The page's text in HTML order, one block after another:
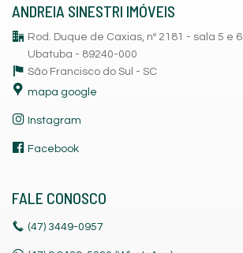
ANDREIA SINESTRI IMÓVEIS
Rod. Duque de Caxias, nº 2181 - sala 5 e 6
Ubatuba - 89240-000
São Francisco do Sul - SC
mapa google
Instagram
Facebook
FALE CONOSCO
(47) 3449-0957